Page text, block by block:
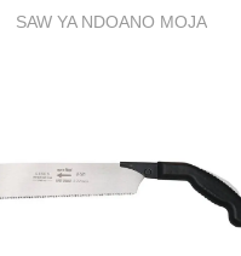
SAW YA NDOANO MOJA